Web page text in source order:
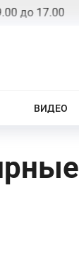
17.00
ВИДЕО